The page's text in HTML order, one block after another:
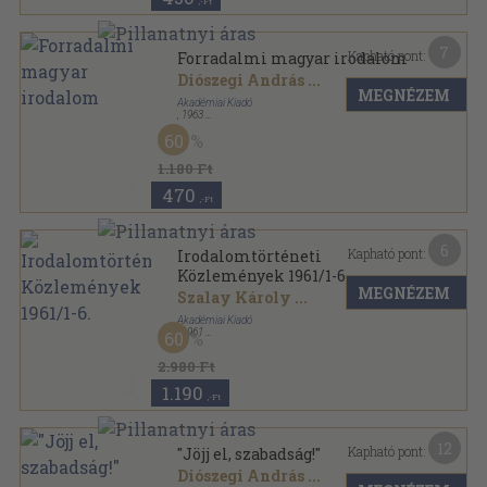
Forradalmi magyar irodalom
Diószegi András ...
Akadémiai Kiadó
1963
Fűzött papírkötés
1.180 Ft
60
470 ,-Ft
Kapható pont:
MEGNÉZEM
Irodalomtörténeti
Közlemények 1961/1-6.
Szalay Károly ...
Akadémiai Kiadó
, 1961
Könyvkötői kötés
Irodalomtörténeti Közlemények sorozat
2.980 Ft
60
1.190 ,-Ft
Kapható pont:
MEGNÉZEM
"Jöjj el, szabadság!"
Diószegi András ...
Kapható pont: